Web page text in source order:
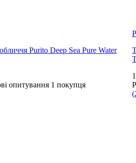
Purito Deep Sea Pure Water
опитування 1 покупця
(